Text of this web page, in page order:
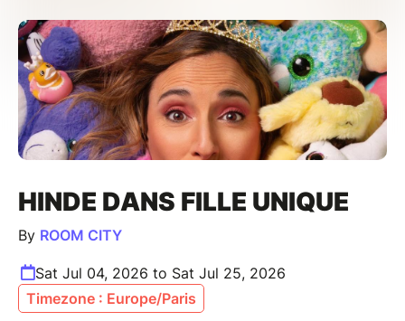
HINDE DANS FILLE UNIQUE
By ROOM CITY
Sat Jul 04, 2026 to Sat Jul 25, 2026
Timezone : Europe/Paris